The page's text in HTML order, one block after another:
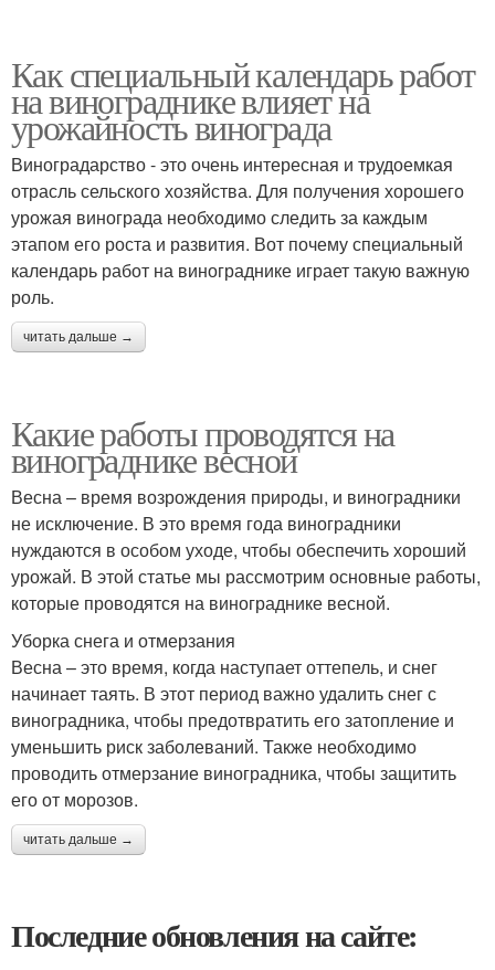
Как специальный календарь работ
на винограднике влияет на
урожайность винограда
Виноградарство - это очень интересная и трудоемкая
отрасль сельского хозяйства. Для получения хорошего
урожая винограда необходимо следить за каждым
этапом его роста и развития. Вот почему специальный
календарь работ на винограднике играет такую важную
роль.
читать дальше →
Какие работы проводятся на
винограднике весной
Весна – время возрождения природы, и виноградники
не исключение. В это время года виноградники
нуждаются в особом уходе, чтобы обеспечить хороший
урожай. В этой статье мы рассмотрим основные работы,
которые проводятся на винограднике весной.
Уборка снега и отмерзания
Весна – это время, когда наступает оттепель, и снег
начинает таять. В этот период важно удалить снег с
виноградника, чтобы предотвратить его затопление и
уменьшить риск заболеваний. Также необходимо
проводить отмерзание виноградника, чтобы защитить
его от морозов.
читать дальше →
Последние обновления на сайте: